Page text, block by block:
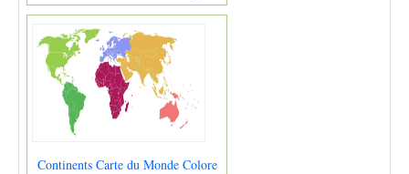
Continents Carte du Monde Colore